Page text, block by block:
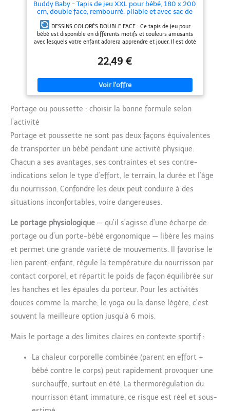
Buddy Baby - Tapis de jeu XXL pour bébé, 180 x 200
cm, double face, rembourré, pliable et avec sac de
transport - Dès la naissance - Idéal comme cadeau
(Ballons/Ours)
DESSINS COLORÉS DOUBLE FACE : Ce tapis de jeu pour
bébé est disponible en différents motifs et couleurs amusants
avec lesquels votre enfant adorera apprendre et jouer. Il est doté
d'éveil extra-large mesure 200 x 180 cm. Ce tapis de jeu doux
pour bébé, d'une épaisseur de 1 cm, est parfait pour toutes les
quatre pattes, le roulade ou les jeux sensoriels.
JOUER : Nos tapis de jeu pour enfants sont fabriqués en mousse
pour enfants est idéal pour votre bébé ou votre tout-petit.
facile. Il est également léger pour les voyages, les pique-niques
au parc ou toute autre activité de plein air. Sac de transport
inclus. Tellement facile !
IMPERMÉABLE ET FACILE À
NETTOYER : Ces tapis de jeu rembourrés pour bébé non
seulement protègent vos enfants et les occupent, mais ils aident
aussi à garder le sol de leur chambre propre. Imperméable, il
aspect d'origine.
22,49 €
Portage ou poussette : choisir la bonne formule selon
l’activité
Portage et poussette ne sont pas deux façons équivalentes
de transporter un bébé pendant une activité physique.
Chacun a ses avantages, ses contraintes et ses contre-
indications selon le type d’effort, le terrain, la durée et l’âge
du nourrisson. Confondre les deux peut conduire à des
situations inconfortables, voire dangereuses.
Le portage physiologique — qu’il s’agisse d’une écharpe de
portage ou d’un porte-bébé ergonomique — libère les mains
et permet une grande variété de mouvements. Il favorise le
lien parent-enfant, régule la température du nourrisson par
contact corporel, et répartit le poids de façon équilibrée sur
les hanches et les épaules du porteur. Pour les activités
douces comme la marche, le yoga ou la danse légère, c’est
souvent la meilleure option jusqu’à 6 mois.
Mais le portage a des limites claires en contexte sportif :
La chaleur corporelle combinée (parent en effort +
bébé contre le corps) peut rapidement provoquer une
surchauffe, surtout en été. La thermorégulation du
nourrisson étant immature, ce risque est réel et sous-